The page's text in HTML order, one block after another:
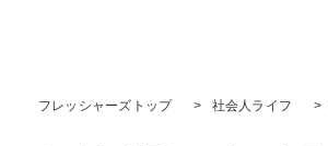
フレッシャーズトップ > 社会人ライフ >